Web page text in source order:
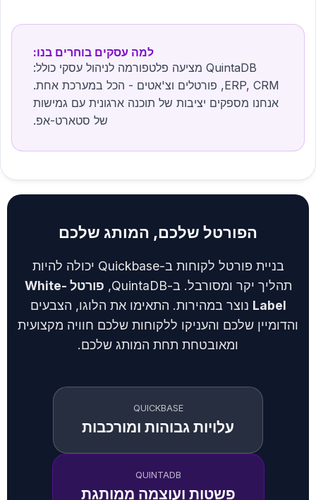
למה עסקים בוחרים בנו:
QuintaDB מציעה פלטפורמה לניהול עסקי כולל:
ERP, CRM, פורטלים וצ'אטים - הכל במערכת אחת.
אנחנו מספקים יציבות של תוכנה ארגונית עם גמישות
של סטארט-אפ.
הפורטל שלכם, המותג שלכם
בניית פורטל לקוחות ב-Quickbase יכולה להיות
תהליך יקר ומסורבל. ב-QuintaDB,
פורטל White-
Label נוצר במהירות. התאימו את הלוגו, הצבעים
והדומיין שלכם והעניקו ללקוחות שלכם חוויה מקצועית
ומאובטחת תחת המותג שלכם.
QUICKBASE
עלויות גבוהות ומורכבות
QUINTADB
פשטות ועוצמה ממותגת